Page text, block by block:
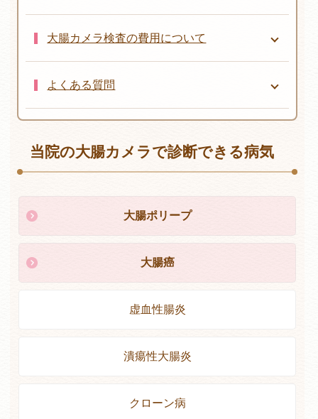
大腸カメラ検査の費用について
よくある質問
当院の大腸カメラで診断できる病気
大腸ポリープ
大腸癌
虚血性腸炎
潰瘍性大腸炎
クローン病